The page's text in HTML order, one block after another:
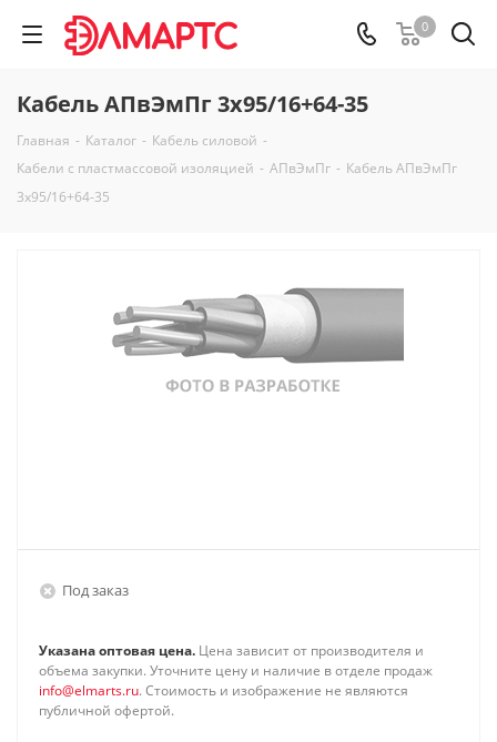
0
Кабель АПвЭмПг 3х95/16+64-35
Главная - Каталог - Кабель силовой -
Кабели с пластмассовой изоляцией - АПвЭмПг - Кабель АПвЭмПг
3х95/16+64-35
Под заказ
Указана оптовая цена. Цена зависит от производителя и
объема закупки. Уточните цену и наличие в отделе продаж
info@elmarts.ru. Стоимость и изображение не являются
публичной офертой.